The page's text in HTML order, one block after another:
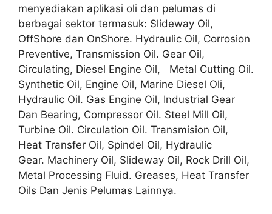
menyediakan aplikasi oli dan pelumas di
berbagai sektor termasuk: Slideway Oil,
OffShore dan OnShore. Hydraulic Oil, Corrosion
Preventive, Transmission Oil. Gear Oil,
Circulating, Diesel Engine Oil, Metal Cutting Oil.
Synthetic Oil, Engine Oil, Marine Diesel Oli,
Hydraulic Oil. Gas Engine Oil, Industrial Gear
Dan Bearing, Compressor Oil. Steel Mill Oil,
Turbine Oil. Circulation Oil. Transmision Oil,
Heat Transfer Oil, Spindel Oil, Hydraulic
Gear. Machinery Oil, Slideway Oil, Rock Drill Oil,
Metal Processing Fluid. Greases, Heat Transfer
Oils Dan Jenis Pelumas Lainnya.